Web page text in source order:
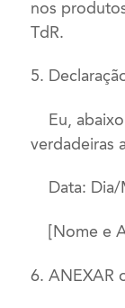
nos
TdR.
5.
Eu, abaixo
verdadeiras
Data: Dia/
[Nome e
6. ANEXAR